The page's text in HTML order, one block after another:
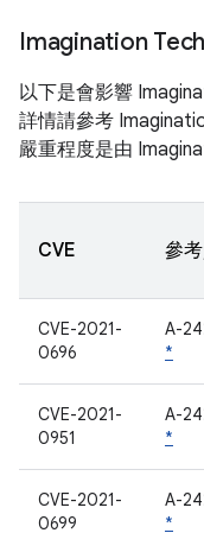
Imagination
以下是會影響
詳情請參考
嚴重程度是由
CVE 參
CVE-2021-
0696
A-
*
CVE-2021-
0951
A-
*
CVE-2021-
0699
A-
*